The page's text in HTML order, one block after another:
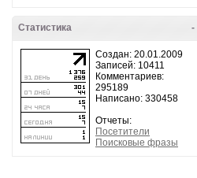
-
Статистика
Создан: 20.01.2009
Записей: 10411
Комментариев:
295189
Написано: 330458
Отчеты:
Посетители
Поисковые фразы